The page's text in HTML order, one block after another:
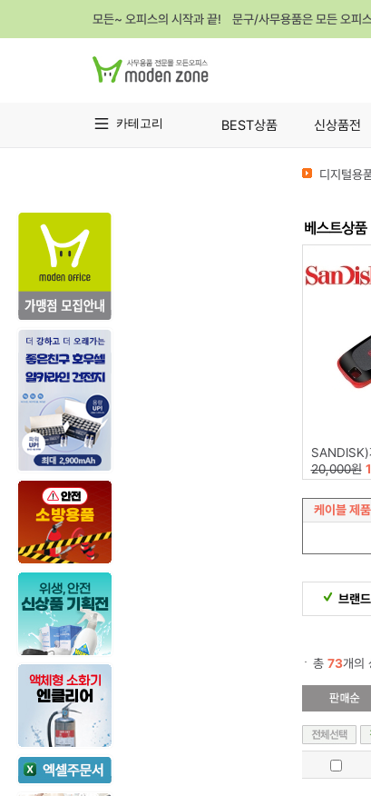
모든~ 오피스의 시작과 끝! 문구/사무용품은 모든 오피
카테고리 BEST상품 신상품전
디지털용
SANDISK)저장
20,000원
케이블 제
브랜
총 73개의